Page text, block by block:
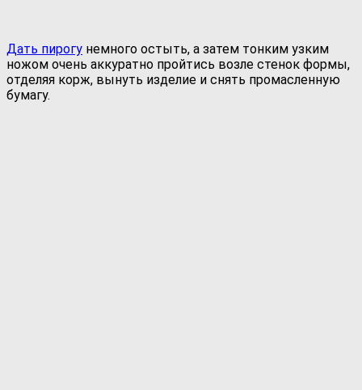
Дать пирогу немного остыть, а затем тонким узким
ножом очень аккуратно пройтись возле стенок формы,
отделяя корж, вынуть изделие и снять промасленную
бумагу.